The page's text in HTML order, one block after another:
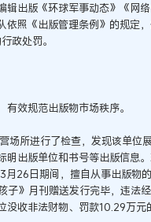
辑出版《环球军事动态》《网
照《出版管理条例》的规定
政处罚。
效规范出版物市场秩序。
场所进行了检查，发现该单位
出版单位和书号等出版信息。
26日期间，擅自从事出版物的
子》月刊赠送发行完毕，违法
收非法财物、罚款10.29万元